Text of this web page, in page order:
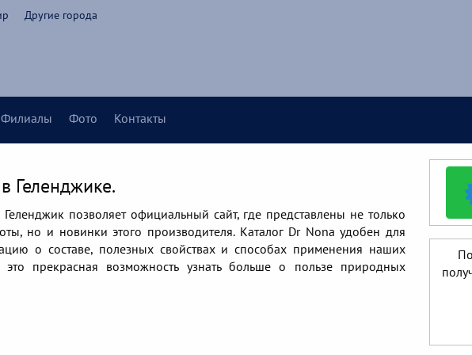
Другие города
Филиалы Фото Контакты
Геленджике.
позволяет официальный сайт, где представлены не только
но и новинки этого производителя. Каталог Dr Nona удобен для
о составе, полезных свойствах и способах применения наших
прекрасная возможность узнать больше о пользе природных